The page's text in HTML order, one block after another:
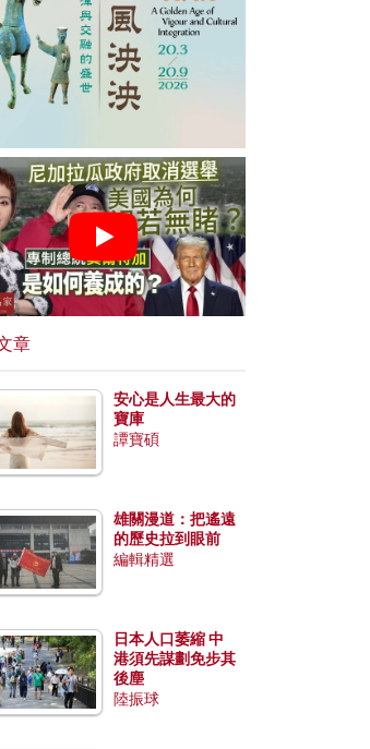
章
安心是人生最大的
寶庫
譚寶碩
雄關漫道：把遙遠
的歷史拉到眼前
編輯精選
日本人口萎縮 中
港須先謀劃免步其
後塵
陸振球